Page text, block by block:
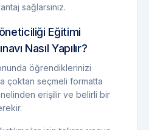
sağlarsınız.
Eğitimi
Nasıl Yapılır?
öğrendiklerinizi
çoktan seçmeli formatta
erişilir ve belirli bir